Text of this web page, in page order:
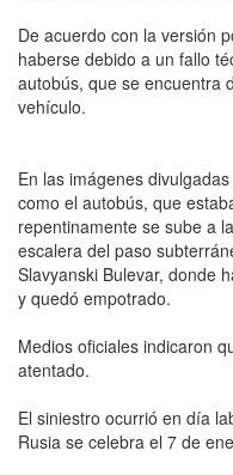
De acuerdo con la versión
haberse debido a un fallo
autobús, que se encuentra
vehículo.
En las imágenes
como el autobús, que
repentinamente se sube a
escalera del paso
Slavyanski Bulevar, donde
y quedó empotrado.
Medios oficiales indicaron
atentado.
El siniestro ocurrió en día
Rusia se celebra el 7 de